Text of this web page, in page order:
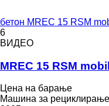
бетон MREC 15 RSM
6
ВИДЕО
MREC 15 RSM
Цена на барање
Машина за